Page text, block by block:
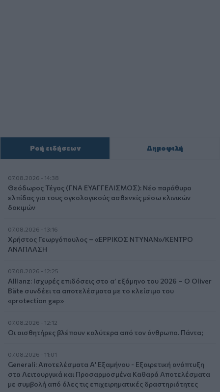
Ροή ειδήσεων Δημοφιλή
07.08.2026 - 14:38
Θεόδωρος Τέγος (ΓΝΑ ΕΥΑΓΓΕΛΙΣΜΟΣ): Νέο παράθυρο
ελπίδας για τους ογκολογικούς ασθενείς μέσω κλινικών
δοκιμών
07.08.2026 - 13:16
Χρήστος Γεωργόπουλος – «ΕΡΡΙΚΟΣ ΝΤΥΝΑΝ»/ΚΕΝΤΡΟ
ΑΝΑΠΛΑΣΗ
07.08.2026 - 12:25
Allianz: Ισχυρές επιδόσεις στο α’ εξάμηνο του 2026 – Ο Oliver
Bäte συνδέει τα αποτελέσματα με το κλείσιμο του
«protection gap»
07.08.2026 - 12:12
Οι αισθητήρες βλέπουν καλύτερα από τον άνθρωπο. Πάντα;
07.08.2026 - 11:01
Generali: Αποτελέσματα Α' Εξαμήνου - Εξαιρετική ανάπτυξη
στα Λειτουργικά και Προσαρμοσμένα Καθαρά Αποτελέσματα
με συμβολή από όλες τις επιχειρηματικές δραστηριότητες